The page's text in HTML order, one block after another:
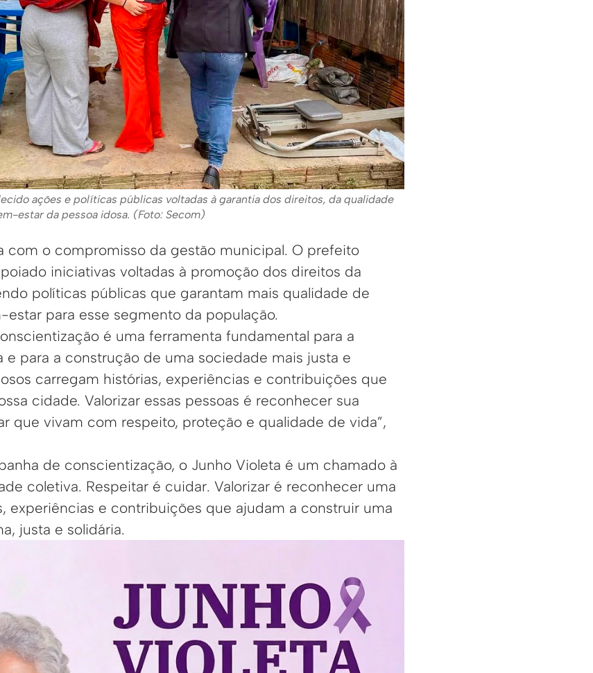
ações e políticas públicas voltadas à garantia dos direitos, da qualidade
estar da pessoa idosa. (Foto: Secom)
com o compromisso da gestão municipal. O prefeito
iniciativas voltadas à promoção dos direitos da
políticas públicas que garantam mais qualidade de
para esse segmento da população.
é uma ferramenta fundamental para a
e para a construção de uma sociedade mais justa e
carregam histórias, experiências e contribuições que
cidade. Valorizar essas pessoas é reconhecer sua
que vivam com respeito, proteção e qualidade de vida”,
de conscientização, o Junho Violeta é um chamado à
coletiva. Respeitar é cuidar. Valorizar é reconhecer uma
experiências e contribuições que ajudam a construir uma
justa e solidária.